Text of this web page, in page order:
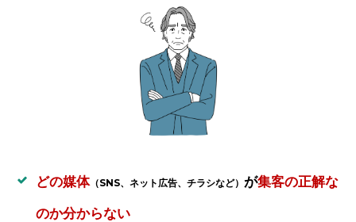
どの媒体（SNS、ネット広告、チラシなど） が集客の正解な
のか分からない